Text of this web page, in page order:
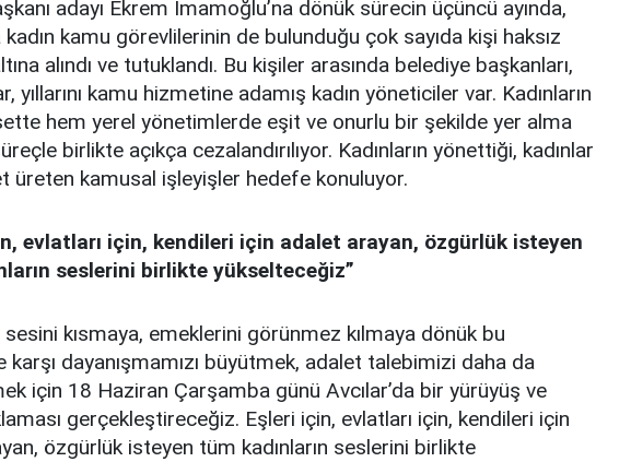
adayı Ekrem İmamoğlu’na dönük sürecin üçüncü ayında,
kadın kamu görevlilerinin de bulunduğu çok sayıda kişi haksız
alındı ve tutuklandı. Bu kişiler arasında belediye başkanları,
yıllarını kamu hizmetine adamış kadın yöneticiler var. Kadınların
hem yerel yönetimlerde eşit ve onurlu bir şekilde yer alma
birlikte açıkça cezalandırılıyor. Kadınların yönettiği, kadınlar
üreten kamusal işleyişler hedefe konuluyor.
evlatları için, kendileri için adalet arayan, özgürlük isteyen
seslerini birlikte yükselteceğiz”
sesini kısmaya, emeklerini görünmez kılmaya dönük bu
karşı dayanışmamızı büyütmek, adalet talebimizi daha da
için 18 Haziran Çarşamba günü Avcılar’da bir yürüyüş ve
gerçekleştireceğiz. Eşleri için, evlatları için, kendileri için
özgürlük isteyen tüm kadınların seslerini birlikte